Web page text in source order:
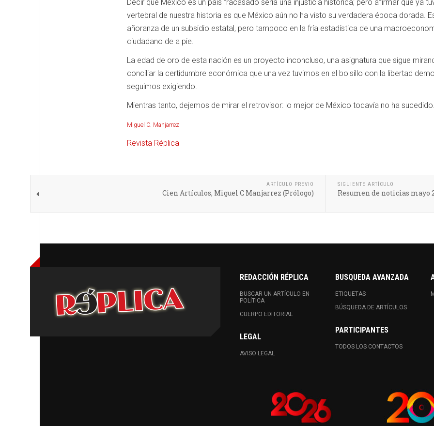
Decir que México es un país fracasado sería una injusticia histórica; pero afirmar que ya
vertebral de nuestra historia es que México aún no ha visto su verdadera época dorada.
añoranza de un subsidio estatal, pero tampoco en la fría estadística de una
ciudadano de a pie.
La edad de oro de esta nación es un proyecto inconcluso, una asignatura que sigue
conciliar la certidumbre económica que una vez tuvimos en el bolsillo con la libertad
seguimos exigiendo.
Mientras tanto, dejemos de mirar el retrovisor: lo mejor de México todavía no ha sucedido.
Miguel C. Manjarrez
Revista Réplica
ARTÍCULO PREVIO
Cien Artículos, Miguel C Manjarrez (Prólogo)
SIGUIENTE ARTÍCULO
Resumen de noticias mayo
REDACCIÓN RÉPLICA
BUSCAR UN ARTÍCULO EN
POLÍTICA
CUERPO EDITORIAL
LEGAL
AVISO LEGAL
BUSQUEDA AVANZADA
ETIQUETAS
BÚSQUEDA DE ARTÍCULOS
PARTICIPANTES
TODOS LOS CONTACTOS